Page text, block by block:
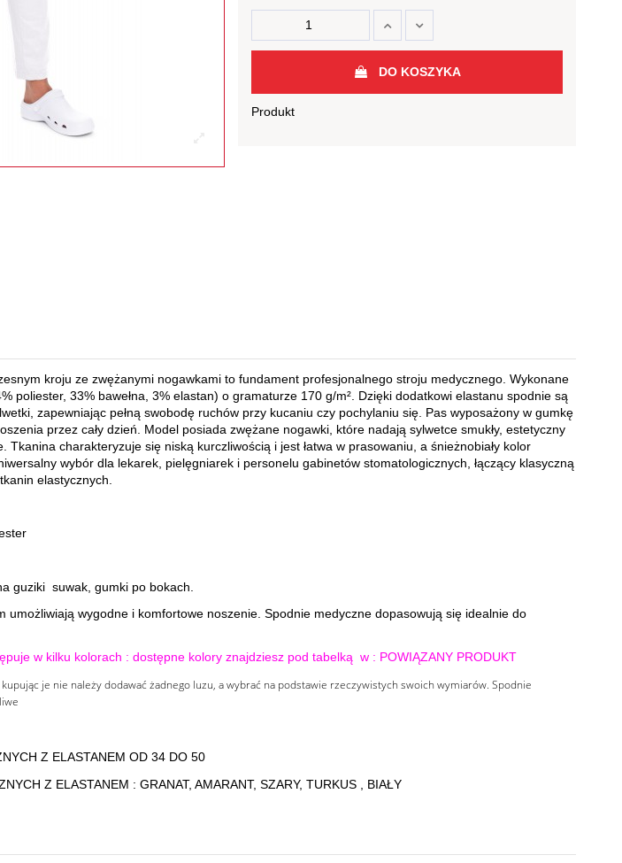
DO KOSZYKA
Produkt
kroju ze zwężanymi nogawkami to fundament profesjonalnego stroju medycznego. Wykonane
poliester, 33% bawełna, 3% elastan) o gramaturze 170 g/m². Dzięki dodatkowi elastanu spodnie są
zapewniając pełną swobodę ruchów przy kucaniu czy pochylaniu się. Pas wyposażony w gumkę
przez cały dzień. Model posiada zwężane nogawki, które nadają sylwetce smukły, estetyczny
charakteryzuje się niską kurczliwością i jest łatwa w prasowaniu, a śnieżnobiały kolor
wybór dla lekarek, pielęgniarek i personelu gabinetów stomatologicznych, łączący klasyczną
elastycznych.
guziki suwak, gumki po bokach.
umożliwiają wygodne i komfortowe noszenie. Spodnie medyczne dopasowują się idealnie do
w kilku kolorach : dostępne kolory znajdziesz pod tabelką w : POWIĄZANY PRODUKT
je nie należy dodawać żadnego luzu, a wybrać na podstawie rzeczywistych swoich wymiarów. Spodnie
Z ELASTANEM OD 34 DO 50
Z ELASTANEM : GRANAT, AMARANT, SZARY, TURKUS , BIAŁY